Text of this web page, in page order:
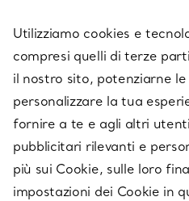
SU TIFFANY & CO.
LEGALE
Utilizziamo cookies e
compresi quelli di terze
il nostro sito, potenziarne
personalizzare la tua
fornire a te e agli altri
pubblicitari rilevanti e
più sui Cookie, sulle loro
impostazioni dei Cookie in